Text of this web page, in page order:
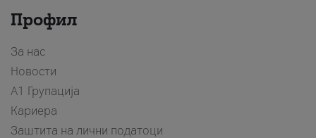
Профил
За нас
Новости
А1 Групација
Кариера
Заштита на лични податоци